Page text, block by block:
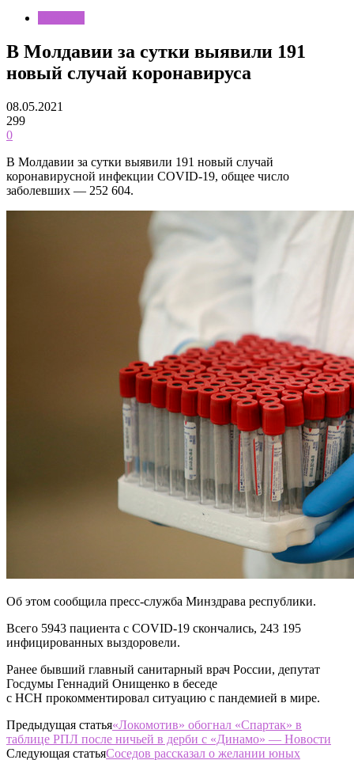
В Молдавии за сутки выявили 191
новый случай коронавируса
08.05.2021
299
0
В Молдавии за сутки выявили 191 новый случай
коронавирусной инфекции COVID-19, общее число
заболевших — 252 604.
Об этом сообщила пресс-служба Минздрава республики.
Всего 5943 пациента с COVID-19 скончались, 243 195
инфицированных выздоровели.
Ранее бывший главный санитарный врач России, депутат
Госдумы Геннадий Онищенко в беседе
с НСН прокомментировал ситуацию с пандемией в мире.
Предыдущая статья«Локомотив» обогнал «Спартак» в
таблице РПЛ после ничьей в дерби с «Динамо» — Новости
Следующая статьяСоседов рассказал о желании юных